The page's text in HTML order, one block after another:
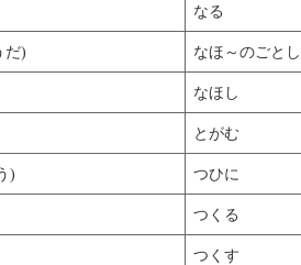
なる
だ) なほ～のごとし
なほし
とがむ
) つひに
つくる
つくす